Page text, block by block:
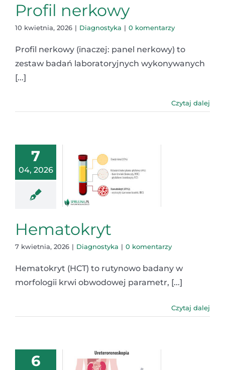
Profil nerkowy
10 kwietnia, 2026 | Diagnostyka | 0 komentarzy
Profil nerkowy (inaczej: panel nerkowy) to
zestaw badań laboratoryjnych wykonywanych
[...]
Czytaj dalej
7
04, 2026
Hematokryt
7 kwietnia, 2026 | Diagnostyka | 0 komentarzy
Hematokryt (HCT) to rutynowo badany w
morfologii krwi obwodowej parametr, [...]
Czytaj dalej
6